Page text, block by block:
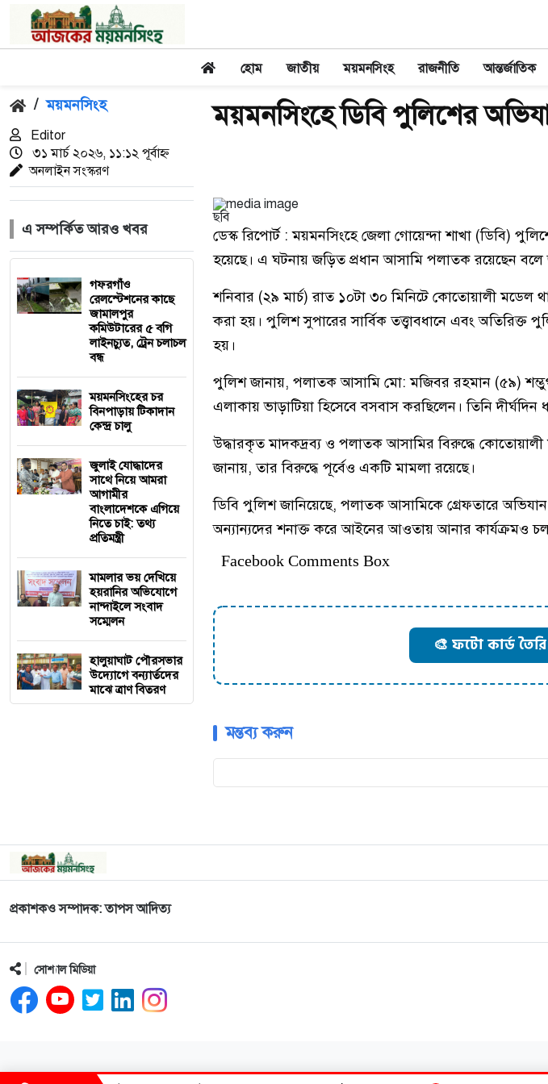
হোম জাতীয় ময়মনসিংহ রাজনীতি আন্তর্জাতিক
/ ময়মনসিংহ
Editor
৩১ মার্চ ২০২৬, ১১:১২ পূর্বাহ্ন
অনলাইন সংস্করণ
এ সম্পর্কিত আরও খবর
গফরগাঁও
রেলস্টেশনের কাছে
জামালপুর
কমিউটারের ৫ বগি
লাইনচ্যুত, ট্রেন চলাচল
বন্ধ
ময়মনসিংহের চর
বিনপাড়ায় টিকাদান
কেন্দ্র চালু
জুলাই যোদ্ধাদের
সাথে নিয়ে আমরা
আগামীর
বাংলাদেশকে এগিয়ে
নিতে চাই: তথ্য
প্রতিমন্ত্রী
মামলার ভয় দেখিয়ে
হয়রানির অভিযোগে
নান্দাইলে সংবাদ
সম্মেলন
হালুয়াঘাট পৌরসভার
উদ্যোগে বন্যার্তদের
মাঝে ত্রাণ বিতরণ
ময়মনসিংহে ডিবি পুলিশের
ছবি
ডেস্ক রিপোর্ট : ময়মনসিংহে জেলা গোয়েন্দা শাখা (ডিবি)
হয়েছে। এ ঘটনায় জড়িত প্রধান আসামি পলাতক রয়েছেন বলে
শনিবার (২৯ মার্চ) রাত ১০টা ৩০ মিনিটে কোতোয়ালী মডেল
করা হয়। পুলিশ সুপারের সার্বিক তত্ত্বাবধানে এবং অতিরিক্ত
হয়।
পুলিশ জানায়, পলাতক আসামি মো: মজিবর রহমান (৫৯)
এলাকায় ভাড়াটিয়া হিসেবে বসবাস করছিলেন। তিনি
উদ্ধারকৃত মাদকদ্রব্য ও পলাতক আসামির বিরুদ্ধে
জানায়, তার বিরুদ্ধে পূর্বেও একটি মামলা রয়েছে।
ডিবি পুলিশ জানিয়েছে, পলাতক আসামিকে গ্রেফতারে
অন্যান্যদের শনাক্ত করে আইনের আওতায় আনার কার্যক্রমও
Facebook Comments Box
🎨 ফটো কার্ড
মন্তব্য করুন
প্রকাশকও সম্পাদক: তাপস আদিত্য
সোশ্যাল মিডিয়া